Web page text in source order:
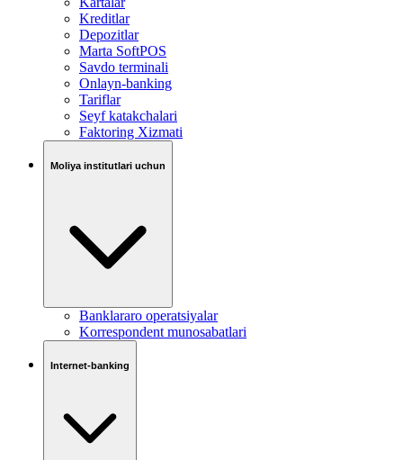
Kreditlar
Depozitlar
Marta SoftPOS
Savdo terminali
Onlayn-banking
Tariflar
Seyf katakchalari
Faktoring Xizmati
Moliya institutlari uchun
Banklararo operatsiyalar
Korrespondent munosabatlari
Internet-banking